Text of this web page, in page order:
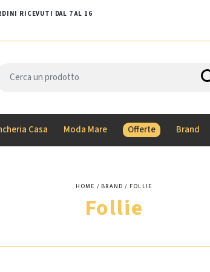
RICEVUTI DAL 7 AL 16
Casa Moda Mare Offerte Brand
HOME BRAND FOLLIE
Follie